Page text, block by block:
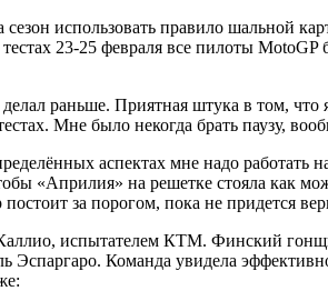
использовать правило шальной
23-25 февраля все пилоты MotoGP
раньше. Приятная штука в том,
Мне было некогда брать паузу,
аспектах мне надо
«Априлия» на решетке стояла как
за порогом, пока не придется
испытателем КТМ. Финский
Команда увидела